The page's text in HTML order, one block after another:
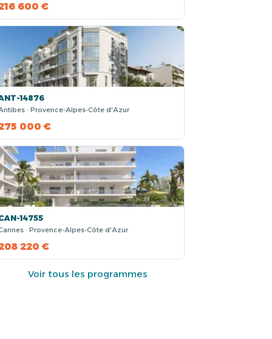
600 €
14876
· Provence-Alpes-Côte d'Azur
000 €
14755
· Provence-Alpes-Côte d'Azur
220 €
Voir tous les programmes